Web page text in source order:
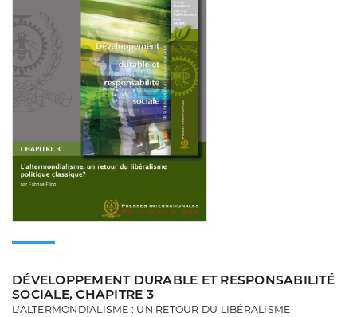
DÉVELOPPEMENT DURABLE ET RESPONSABILITÉ
SOCIALE, CHAPITRE 3
L'ALTERMONDIALISME : UN RETOUR DU LIBÉRALISME